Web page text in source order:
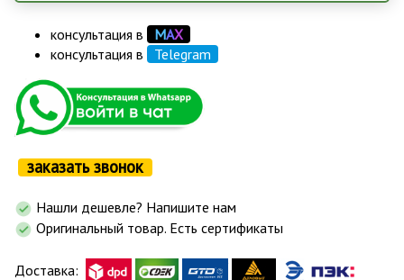
консультация в МАХ
консультация в Telegram
заказать звонок
Нашли дешевле? Напишите нам
Оригинальный товар. Есть сертификаты
Доставка: